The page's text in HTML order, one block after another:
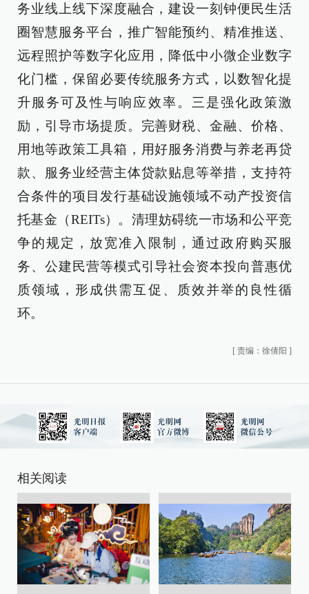
务业线上线下深度融合，建设一刻钟便民生活
圈智慧服务平台，推广智能预约、精准推送、
远程照护等数字化应用，降低中小微企业数字
化门槛，保留必要传统服务方式，以数智化提
升服务可及性与响应效率。三是强化政策激
励，引导市场提质。完善财税、金融、价格、
用地等政策工具箱，用好服务消费与养老再贷
款、服务业经营主体贷款贴息等举措，支持符
合条件的项目发行基础设施领域不动产投资信
托基金（REITs）。清理妨碍统一市场和公平竞
争的规定，放宽准入限制，通过政府购买服
务、公建民营等模式引导社会资本投向普惠优
质领域，形成供需互促、质效并举的良性循
环。
[ 责编：徐倩阳 ]
相关阅读